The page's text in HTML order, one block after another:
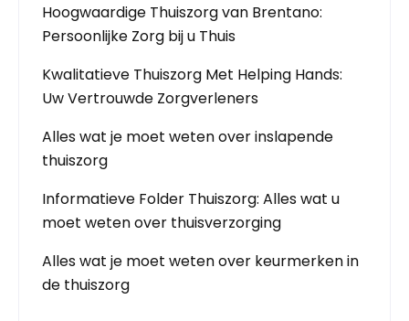
Hoogwaardige Thuiszorg van Brentano:
Persoonlijke Zorg bij u Thuis
Kwalitatieve Thuiszorg Met Helping Hands:
Uw Vertrouwde Zorgverleners
Alles wat je moet weten over inslapende
thuiszorg
Informatieve Folder Thuiszorg: Alles wat u
moet weten over thuisverzorging
Alles wat je moet weten over keurmerken in
de thuiszorg